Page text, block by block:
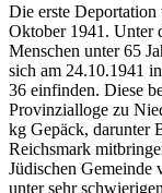
Die erste
Oktober 1941. Unter
Menschen unter 65
sich am 24.10.1941
36 einfinden. Diese
Provinzialloge zu
kg Gepäck, darunter
Reichsmark
Jüdischen Gemeinde
unter sehr